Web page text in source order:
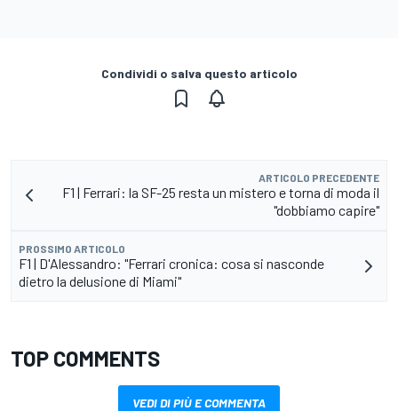
Condividi o salva questo articolo
ARTICOLO PRECEDENTE
F1 | Ferrari: la SF-25 resta un mistero e torna di moda il
"dobbiamo capire"
PROSSIMO ARTICOLO
F1 | D'Alessandro: "Ferrari cronica: cosa si nasconde
dietro la delusione di Miami"
TOP COMMENTS
VEDI DI PIÙ E COMMENTA